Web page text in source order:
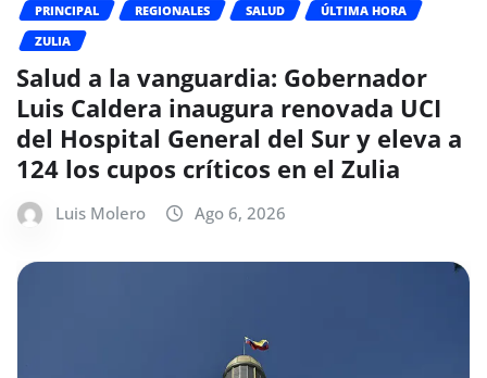
PRINCIPAL REGIONALES SALUD
ÚLTIMA HORA
ZULIA
Salud a la vanguardia: Gobernador
Luis Caldera inaugura renovada UCI
del Hospital General del Sur y eleva a
124 los cupos críticos en el Zulia
Luis Molero Ago 6, 2026